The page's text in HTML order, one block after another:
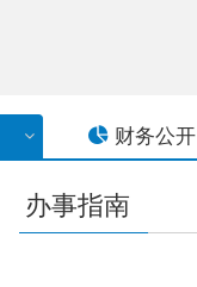
财务公开
办事指南